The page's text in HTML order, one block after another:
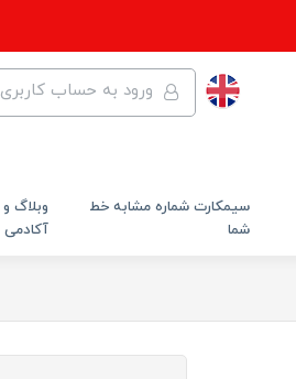
ورود به حساب کاربری
سیمکارت شماره مشابه خط
شما
وبلاگ و
آکادمی